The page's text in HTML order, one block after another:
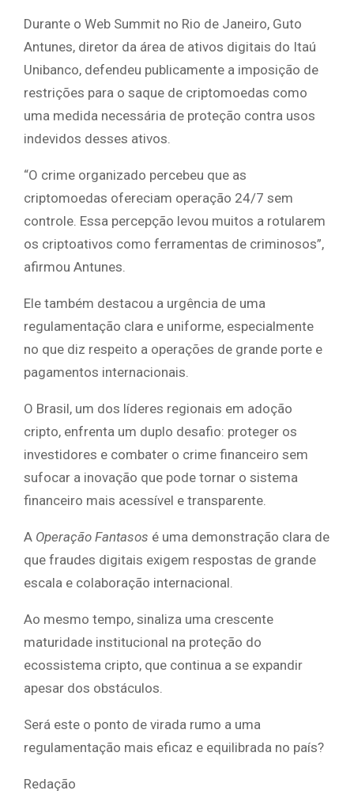
Durante o Web Summit no Rio de Janeiro, Guto
Antunes, diretor da área de ativos digitais do Itaú
Unibanco, defendeu publicamente a imposição de
restrições para o saque de criptomoedas como
uma medida necessária de proteção contra usos
indevidos desses ativos.
“O crime organizado percebeu que as
criptomoedas ofereciam operação 24/7 sem
controle. Essa percepção levou muitos a rotularem
os criptoativos como ferramentas de criminosos”,
afirmou Antunes.
Ele também destacou a urgência de uma
regulamentação clara e uniforme, especialmente
no que diz respeito a operações de grande porte e
pagamentos internacionais.
O Brasil, um dos líderes regionais em adoção
cripto, enfrenta um duplo desafio: proteger os
investidores e combater o crime financeiro sem
sufocar a inovação que pode tornar o sistema
financeiro mais acessível e transparente.
A Operação Fantasos é uma demonstração clara de
que fraudes digitais exigem respostas de grande
escala e colaboração internacional.
Ao mesmo tempo, sinaliza uma crescente
maturidade institucional na proteção do
ecossistema cripto, que continua a se expandir
apesar dos obstáculos.
Será este o ponto de virada rumo a uma
regulamentação mais eficaz e equilibrada no país?
Redação